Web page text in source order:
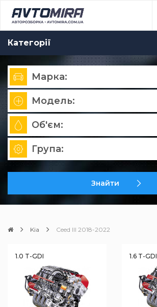
Категорії
Марка:
Модель:
Об'єм:
Група:
Знайти
Kia Ceed III 2018-2022
1.0 T-GDI 1.6 T-GDI